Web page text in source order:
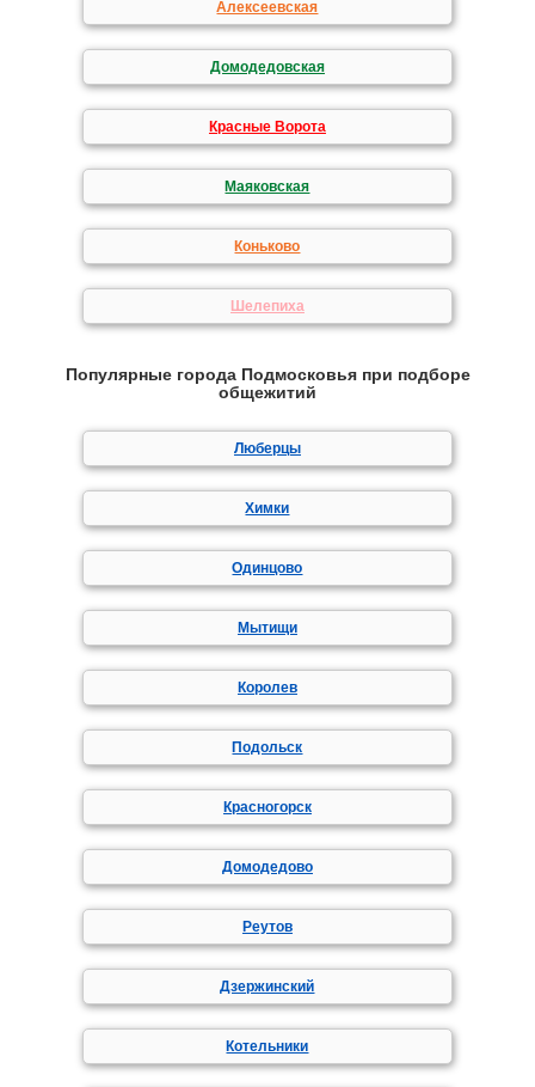
Алексеевская
Домодедовская
Красные Ворота
Маяковская
Коньково
Шелепиха
Популярные города Подмосковья при подборе
общежитий
Люберцы
Химки
Одинцово
Мытищи
Королев
Подольск
Красногорск
Домодедово
Реутов
Дзержинский
Котельники